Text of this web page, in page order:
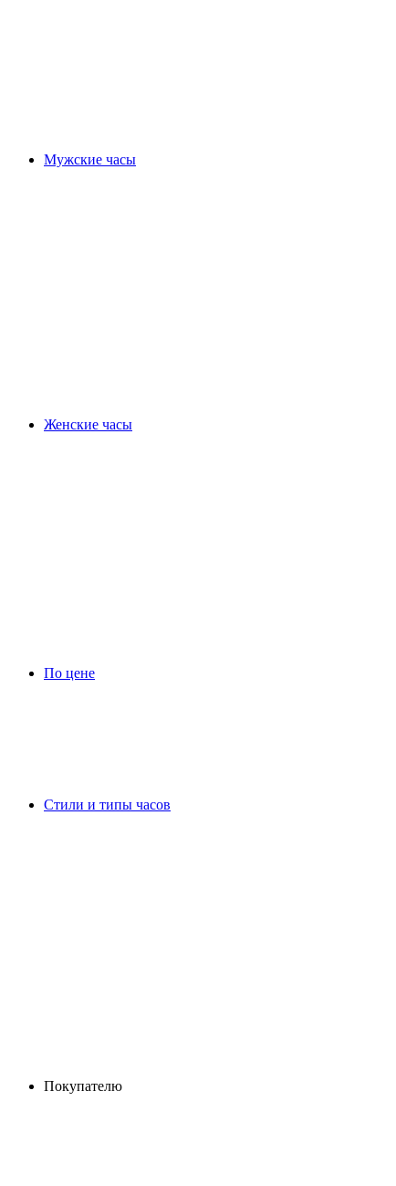
Мужские часы
Женские часы
По цене
Стили и типы часов
Покупателю